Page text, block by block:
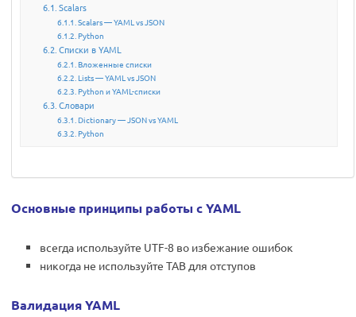
Scalars
Scalars — YAML vs JSON
Python
Списки в YAML
Вложенные списки
Lists — YAML vs JSON
Python и YAML-списки
Словари
Dictionary — JSON vs YAML
Python
Основные принципы работы с YAML
всегда используйте UTF-8 во избежание ошибок
никогда не используйте TAB для отступов
Валидация YAML